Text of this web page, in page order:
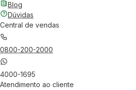
Blog
Dúvidas
Central de vendas
0800-200-2000
4000-1695
Atendimento ao cliente